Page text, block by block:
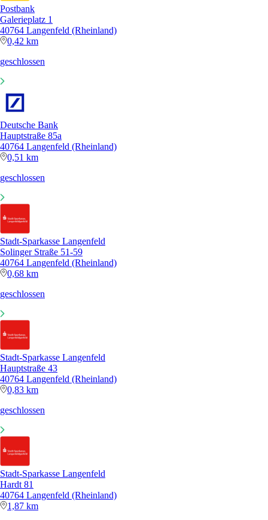
Postbank
Galerieplatz 1
40764 Langenfeld (Rheinland)
0,42 km
geschlossen
Deutsche Bank
Hauptstraße 85a
40764 Langenfeld (Rheinland)
0,51 km
geschlossen
Stadt-Sparkasse Langenfeld
Solinger Straße 51-59
40764 Langenfeld (Rheinland)
0,68 km
geschlossen
Stadt-Sparkasse Langenfeld
Hauptstraße 43
40764 Langenfeld (Rheinland)
0,83 km
geschlossen
Stadt-Sparkasse Langenfeld
Hardt 81
40764 Langenfeld (Rheinland)
1,87 km